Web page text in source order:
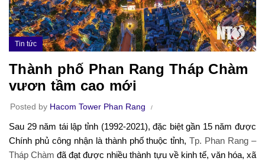
Tin tức
Thành phố Phan Rang Tháp Chàm
vươn tầm cao mới
Posted by Hacom Tower Phan Rang
Sau 29 năm tái lập tỉnh (1992-2021), đặc biệt gần 15 năm được
Chính phủ công nhận là thành phố thuộc tỉnh,Tp. Phan Rang –
Tháp Chàm đã đạt được nhiều thành tựu về kinh tế, văn hóa, xã